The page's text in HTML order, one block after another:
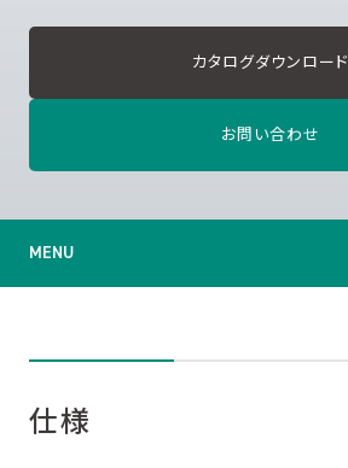
カタログダウンロード
お問い合わせ
MENU
仕様